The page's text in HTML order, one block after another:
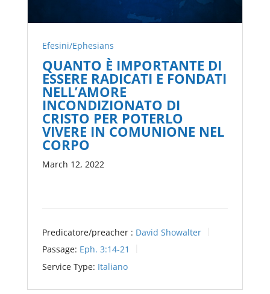
Efesini/Ephesians
QUANTO È IMPORTANTE DI
ESSERE RADICATI E FONDATI
NELL’AMORE
INCONDIZIONATO DI
CRISTO PER POTERLO
VIVERE IN COMUNIONE NEL
CORPO
March 12, 2022
Predicatore/preacher : David Showalter
Passage: Eph. 3:14-21
Service Type: Italiano